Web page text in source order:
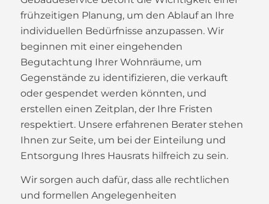
frühzeitigen Planung, um den Ablauf an Ihre
individuellen Bedürfnisse anzupassen. Wir
beginnen mit einer eingehenden
Begutachtung Ihrer Wohnräume, um
Gegenstände zu identifizieren, die verkauft
oder gespendet werden könnten, und
erstellen einen Zeitplan, der Ihre Fristen
respektiert. Unsere erfahrenen Berater stehen
Ihnen zur Seite, um bei der Einteilung und
Entsorgung Ihres Hausrats hilfreich zu sein.
Wir sorgen auch dafür, dass alle rechtlichen
und formellen Angelegenheiten